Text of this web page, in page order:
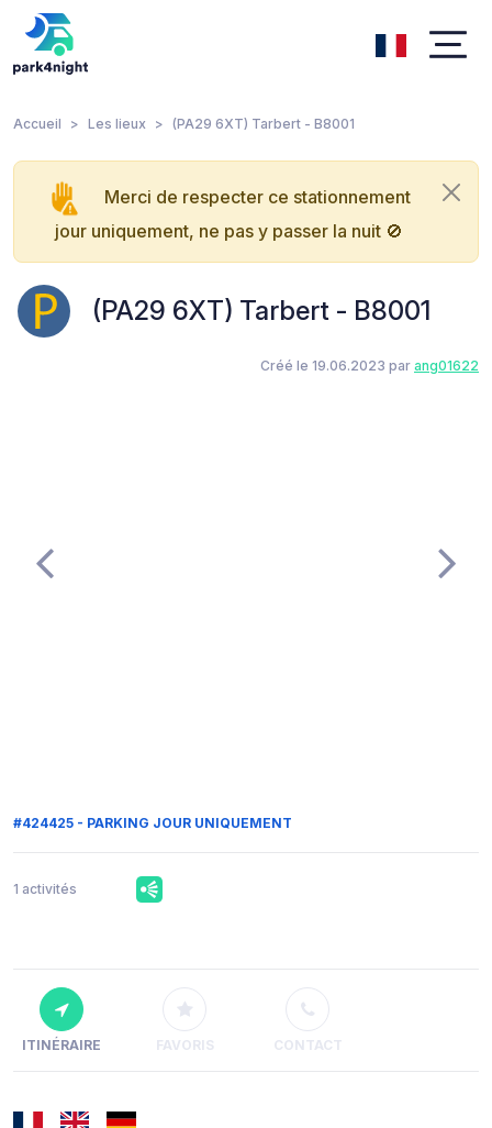
Accueil Les lieux (PA29 6XT) Tarbert - B8001
Merci de respecter ce stationnement
jour uniquement, ne pas y passer la nuit 🚫
(PA29 6XT) Tarbert - B8001
Créé le 19.06.2023 par ang01622
#424425 - PARKING JOUR UNIQUEMENT
1 activités
ITINÉRAIRE FAVORIS CONTACT